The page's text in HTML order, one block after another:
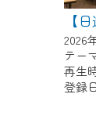
2026
テー
再生
登録